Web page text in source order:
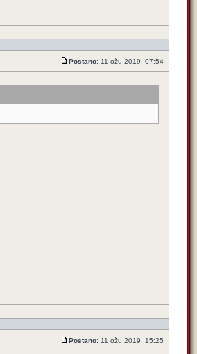
Postano: 11 ožu 2019, 07:54
Postano: 11 ožu 2019, 15:25